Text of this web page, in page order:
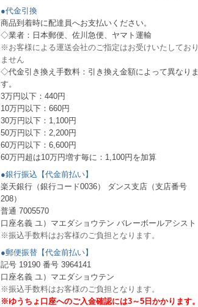
●代金引換
商品到着時に配達員へお支払いください。
◇業者：日本郵便、佐川急便、ヤマト運輸
※お客様による運送会社のご指定はお受けいたしており
ません
◇代金引き換え手数料：引き換え金額によって異なりま
す。
3万円以下：440円
10万円以下：660円
30万円以下：1,100円
50万円以下：2,200円
60万円以下：6,600円
60万円超は10万円増す毎に：1,100円を加算
●銀行振込【代金前払い】
楽天銀行（銀行コード0036） ダンス支店（支店番号
208）
普通 7005570
口座名義 ユ）マエダショウテン バレーボールアシスト
※振込手数料はお客様のご負担となります。
●郵便振替【代金前払い】
記号 19190 番号 3964141
口座名義 ユ）マエダショウテン
※振込手数料はお客様のご負担となります。
※ゆうちょ口座へのご入金確認には3～5日かかります。